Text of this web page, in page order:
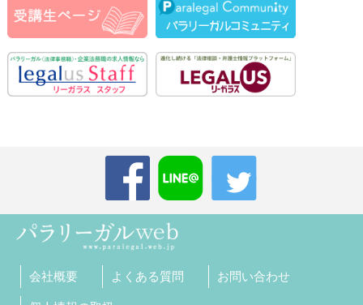
会社概要 よくある質問 お問い合わせ